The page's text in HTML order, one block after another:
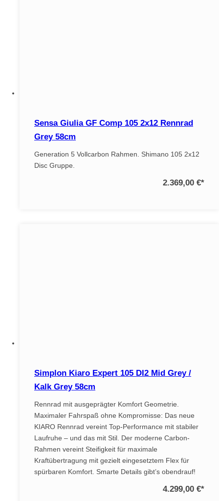
Sensa Giulia GF Comp 105 2x12 Rennrad
Grey 58cm
Generation 5 Vollcarbon Rahmen. Shimano 105 2x12
Disc Gruppe.
2.369,00 €*
Simplon Kiaro Expert 105 DI2 Mid Grey /
Kalk Grey 58cm
Rennrad mit ausgeprägter Komfort Geometrie.
Maximaler Fahrspaß ohne Kompromisse: Das neue
KIARO Rennrad vereint Top-Performance mit stabiler
Laufruhe – und das mit Stil. Der moderne Carbon-
Rahmen vereint Steifigkeit für maximale
Kraftübertragung mit gezielt eingesetztem Flex für
spürbaren Komfort. Smarte Details gibt’s obendrauf!
4.299,00 €*